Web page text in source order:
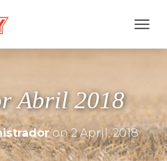
O
N
A
V
I
Abril 2018
on2 April, 2018